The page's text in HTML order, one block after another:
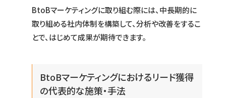
BtoBマーケティングに取り組む際には、中長期的に
取り組める社内体制を構築して、分析や改善をするこ
とで、はじめて成果が期待できます。
BtoBマーケティングにおけるリード獲得
の代表的な施策・手法